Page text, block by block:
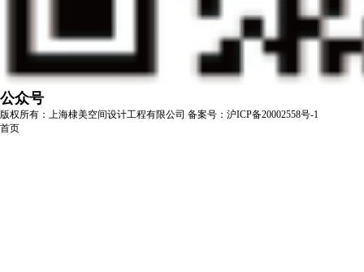
公众号
版权所有：上海棣美空间设计工程有限公司 备案号：沪ICP备20002558号-1
首页